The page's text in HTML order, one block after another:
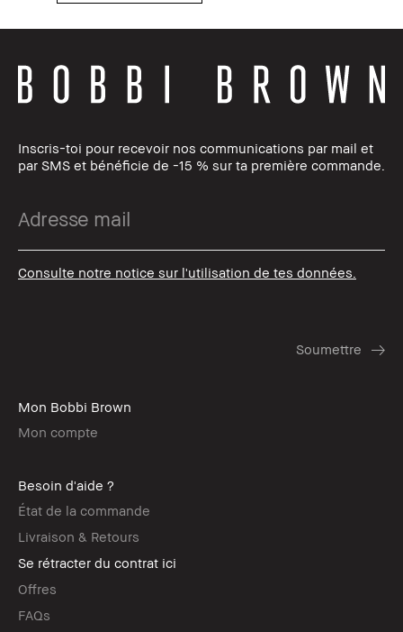
Inscris-toi pour recevoir nos communications par mail et
par SMS et bénéficie de -15 % sur ta première commande.
Consulte notre notice sur l'utilisation de tes données.
Mon Bobbi Brown
Mon compte
Besoin d'aide ?
État de la commande
Livraison & Retours
Se rétracter du contrat ici
Offres
FAQs